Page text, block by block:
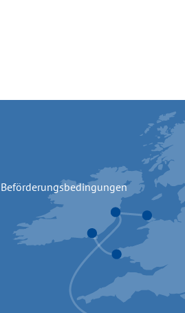
Beförderungsbedingungen